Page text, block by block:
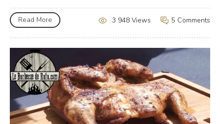
Read More 5 Comments
3 948 Views